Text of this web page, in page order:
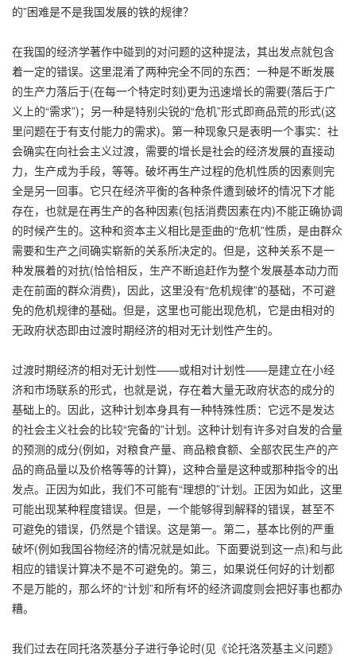
的”困难是不是我国发展的铁的规律？
在我国的经济学著作中碰到的对问题的这种提法，其出发点就包含
着一定的错误。这里混淆了两种完全不同的东西：一种是不断发展
的生产力落后于(在每一个特定时刻)更为迅速增长的需要(落后于广
义上的“需求”)；另一种是特别尖锐的“危机”形式即商品荒的形式(这
里问题在于有支付能力的需求)。第一种现象只是表明一个事实：社
会确实在向社会主义过渡，需要的增长是社会的经济发展的直接动
力，生产成为手段，等等。破坏再生产过程的危机性质的因素则完
全是另一回事。它只在经济平衡的各种条件遭到破坏的情况下才能
存在，也就是在再生产的各种因素(包括消费因素在内)不能正确协调
的时候产生的。这种和资本主义相比是歪曲的“危机”性质，是由群众
需要和生产之间确实崭新的关系所决定的。但是，这种关系不是一
种发展着的对抗(恰恰相反，生产不断追赶作为整个发展基本动力而
走在前面的群众消费)，因此，这里没有“危机规律”的基础，不可避
免的危机规律的基础。但是，这里也可能出现危机，它是由相对的
无政府状态即由过渡时期经济的相对无计划性产生的。
过渡时期经济的相对无计划性——或相对计划性——是建立在小经
济和市场联系的形式，也就是说，存在着大量无政府状态的成分的
基础上的。因此，这种计划本身具有一种特殊性质：它远不是发达
的社会主义社会的比较“完备的”计划。这种计划有许多对自发的合量
的预测的成分(例如，对粮食产量、商品粮食额、全部农民生产的产
品的商品量以及价格等等的计算)，这种合量是这种或那种指令的出
发点。正因为如此，我们不可能有“理想的”计划。正因为如此，这里
可能出现某种程度错误。但是，一个能够得到解释的错误，甚至不
可避免的错误，仍然是个错误。这是第一。第二，基本比例的严重
破坏(例如我国谷物经济的情况就是如此。下面要说到这一点)和与此
相应的错误计算决不是不可避免的。第三，如果说任何好的计划都
不是万能的，那么坏的“计划”和所有坏的经济调度则会把好事也都办
糟。
我们过去在同托洛茨基分子进行争论时(见《论托洛茨基主义问题》